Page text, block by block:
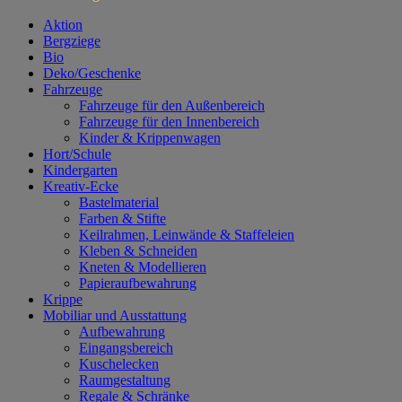
Aktion
Bergziege
Bio
Deko/Geschenke
Fahrzeuge
Fahrzeuge für den Außenbereich
Fahrzeuge für den Innenbereich
Kinder & Krippenwagen
Hort/Schule
Kindergarten
Kreativ-Ecke
Bastelmaterial
Farben & Stifte
Keilrahmen, Leinwände & Staffeleien
Kleben & Schneiden
Kneten & Modellieren
Papieraufbewahrung
Krippe
Mobiliar und Ausstattung
Aufbewahrung
Eingangsbereich
Kuschelecken
Raumgestaltung
Regale & Schränke